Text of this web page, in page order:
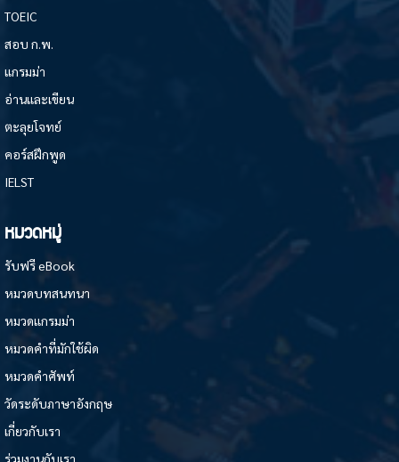
TOEIC
สอบ ก.พ.
แกรมม่า
อ่านและเขียน
ตะลุยโจทย์
คอร์สฝึกพูด
IELST
หมวดหมู่
รับฟรี eBook
หมวดบทสนทนา
หมวดแกรมม่า
หมวดคำที่มักใช้ผิด
หมวดคำศัพท์
วัดระดับภาษาอังกฤษ
เกี่ยวกับเรา
ร่วมงานกับเรา